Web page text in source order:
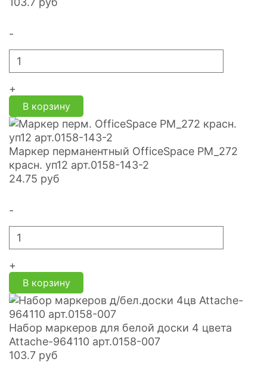
-
+
В корзину
Маркер перманентный OfficeSpace PM_272
красн. уп12 арт.0158-143-2
24.75 руб
-
+
В корзину
Набор маркеров для белой доски 4 цвета
Attache-964110 арт.0158-007
103.7 руб